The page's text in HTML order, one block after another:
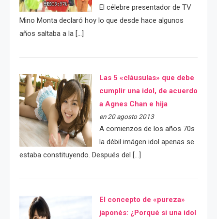
El célebre presentador de TV
Mino Monta declaró hoy lo que desde hace algunos
años saltaba a la […]
Las 5 «cláusulas» que debe
cumplir una idol, de acuerdo
a Agnes Chan e hija
en 20 agosto 2013
A comienzos de los años 70s
la débil imágen idol apenas se
estaba constituyendo. Después del […]
El concepto de «pureza»
japonés: ¿Porqué si una idol